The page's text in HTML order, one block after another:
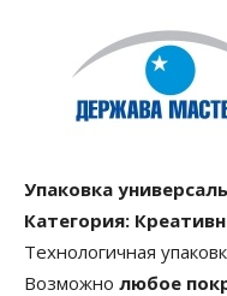
Упаковка
Категория:
Технологичная
Возможно любое